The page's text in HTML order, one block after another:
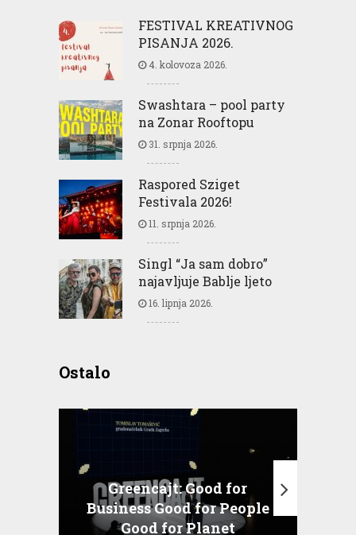
FESTIVAL KREATIVNOG
PISANJA 2026.
4. kolovoza 2026.
Swashtara – pool party
na Zonar Rooftopu
31. srpnja 2026.
Raspored Sziget
Festivala 2026!
11. srpnja 2026.
Singl “Ja sam dobro”
najavljuje Bablje ljeto
16. lipnja 2026.
Ostalo
Greencajt: Good for
Business Good for People
Good for Planet